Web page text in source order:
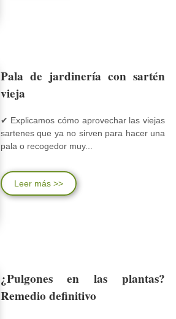
Pala de jardinería con sartén
vieja
✔ Explicamos cómo aprovechar las viejas
sartenes que ya no sirven para hacer una
pala o recogedor muy...
Leer más >>
¿Pulgones en las plantas?
Remedio definitivo